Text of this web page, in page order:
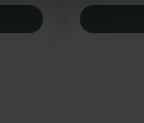
295 kr.
Foam Bandage Thick 9